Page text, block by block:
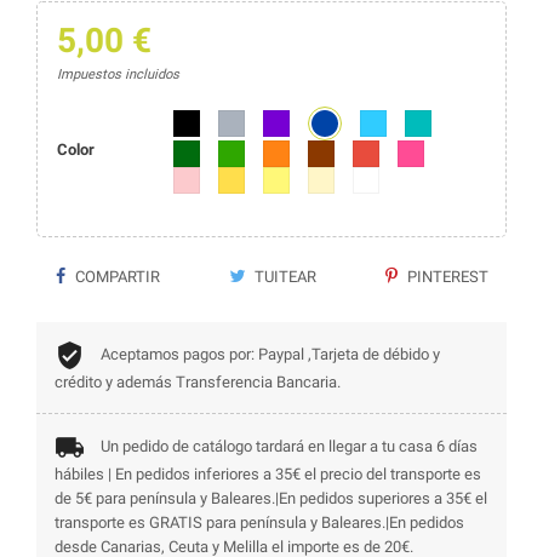
5,00 €
Impuestos incluidos
Color
MoradoAzul marino
COMPARTIR TUITEAR PINTEREST
Aceptamos pagos por: Paypal ,Tarjeta de débido y
crédito y además Transferencia Bancaria.
Un pedido de catálogo tardará en llegar a tu casa 6 días
hábiles | En pedidos inferiores a 35€ el precio del transporte es
de 5€ para península y Baleares.|En pedidos superiores a 35€ el
transporte es GRATIS para península y Baleares.|En pedidos
desde Canarias, Ceuta y Melilla el importe es de 20€.